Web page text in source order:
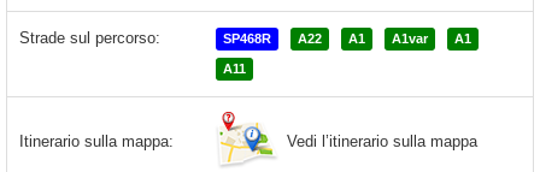
Strade sul percorso: SP468R A22 A1 A1var A1
A11
Itinerario sulla mappa: Vedi l’itinerario sulla mappa